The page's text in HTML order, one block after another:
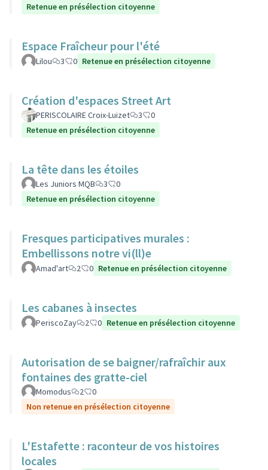
Retenue en présélection citoyenne
Espace Fraîcheur pour l'été
Lilou 3 0 Retenue en présélection citoyenne
Création d'espaces Street Art
PERISCOLAIRE Croix-Luizet 3
0
Retenue en présélection citoyenne
La tête dans les étoiles
Les Juniors MQB 3
0
Retenue en présélection citoyenne
Fresques participatives murales :
Embellissons notre vi(ll)e
Amad'art 2 0 Retenue en présélection citoyenne
Les cabanes à insectes
PeriscoZay 2 0 Retenue en présélection citoyenne
Autorisation de se baigner/rafraîchir aux
fontaines des gratte-ciel
Momodus 2
0
Non retenue en présélection citoyenne
L'Estafette : raconteur de vos histoires
locales